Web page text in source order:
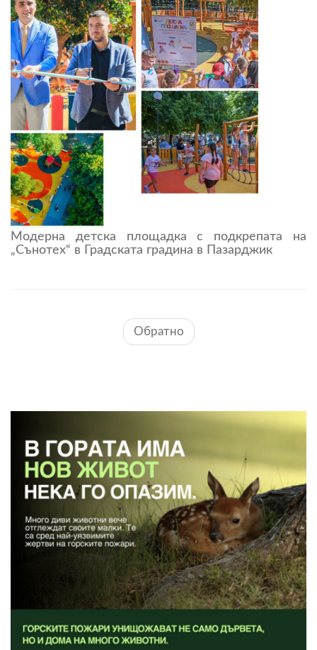
Модерна детска площадка с подкрепата на
„Сънотех“ в Градската градина в Пазарджик
Обратно